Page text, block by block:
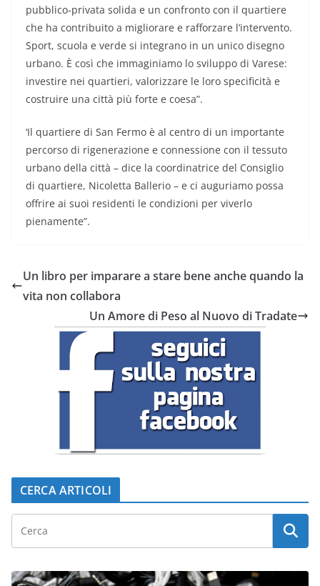
pubblico-privata solida e un confronto con il quartiere
che ha contribuito a migliorare e rafforzare l’intervento.
Sport, scuola e verde si integrano in un unico disegno
urbano. È così che immaginiamo lo sviluppo di Varese:
investire nei quartieri, valorizzare le loro specificità e
costruire una città più forte e coesa”.
‘Il quartiere di San Fermo è al centro di un importante
percorso di rigenerazione e connessione con il tessuto
urbano della città – dice la coordinatrice del Consiglio
di quartiere, Nicoletta Ballerio – e ci auguriamo possa
offrire ai suoi residenti le condizioni per viverlo
pienamente”.
Un libro per imparare a stare bene anche quando la
vita non collabora
Un Amore di Peso al Nuovo di Tradate
CERCA ARTICOLI